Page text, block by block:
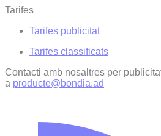
Tarifes
Tarifes publicitat
Tarifes classificats
Contacti amb nosaltres per
a producte@bondia.ad